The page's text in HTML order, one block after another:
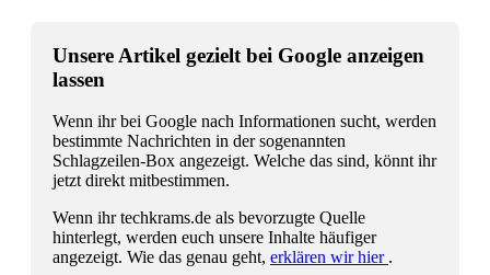
Unsere Artikel gezielt bei Google anzeigen
lassen
Wenn ihr bei Google nach Informationen sucht, werden
bestimmte Nachrichten in der sogenannten
Schlagzeilen-Box angezeigt. Welche das sind, könnt ihr
jetzt direkt mitbestimmen.
Wenn ihr techkrams.de als bevorzugte Quelle
hinterlegt, werden euch unsere Inhalte häufiger
angezeigt. Wie das genau geht, erklären wir hier .